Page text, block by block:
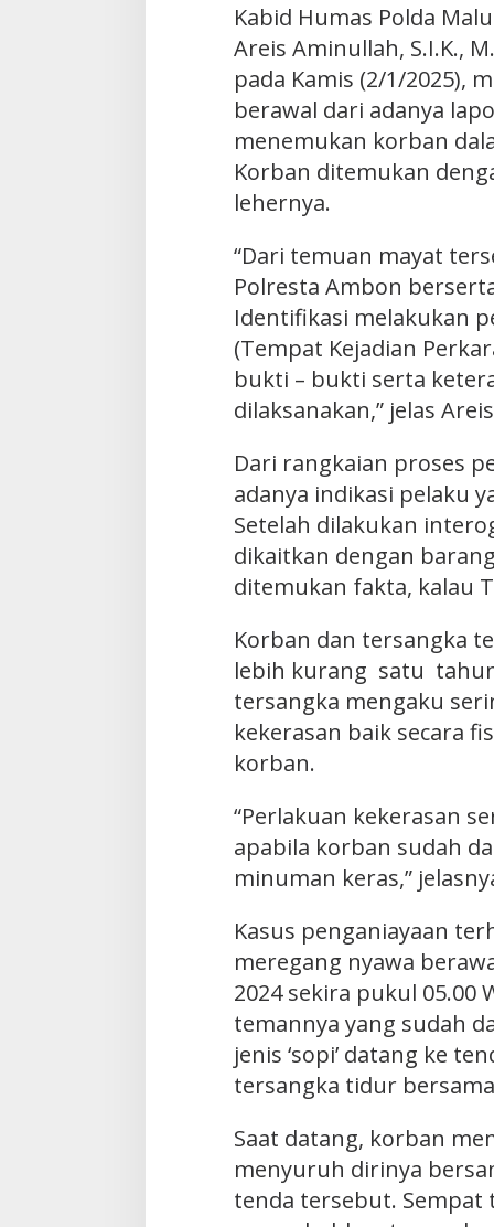
Kabid Humas Polda
Areis Aminullah, S.I.K.,
pada Kamis (2/1/2025),
berawal dari adanya
menemukan korban
Korban ditemukan
lehernya.
“Dari temuan mayat
Polresta Ambon
Identifikasi melakukan
(Tempat Kejadian
bukti – bukti serta
dilaksanakan,” jelas
Dari rangkaian proses
adanya indikasi pelaku
Setelah dilakukan
dikaitkan dengan
ditemukan fakta, kalau
Korban dan tersangka
lebih kurang satu
tersangka mengaku
kekerasan baik secara
korban.
“Perlakuan kekerasan
apabila korban sudah
minuman keras,”
Kasus penganiayaan
meregang nyawa
2024 sekira pukul 05.00
temannya yang sudah
jenis ‘sopi’ datang ke
tersangka tidur
Saat datang, korban
menyuruh dirinya
tenda tersebut.